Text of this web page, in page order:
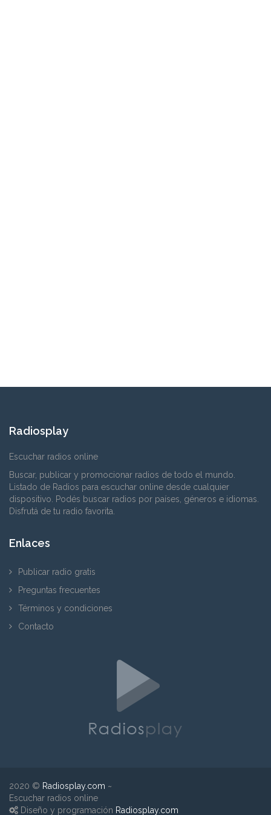
Radiosplay
Escuchar radios online
Buscar, publicar y promocionar radios de todo el mundo.
Listado de Radios para escuchar online desde cualquier
dispositivo. Podés buscar radios por países, géneros e idiomas.
Disfrutá de tu radio favorita.
Enlaces
Publicar radio gratis
Preguntas frecuentes
Términos y condiciones
Contacto
2020 © Radiosplay.com ~
Escuchar radios online
Diseño y programación Radiosplay.com